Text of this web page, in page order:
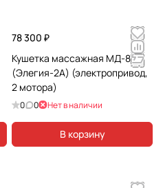
78 300 ₽
Кушетка массажная МД-850
(Элегия-2А) (электропривод,
2 мотора)
0 0 Нет в наличии
В корзину